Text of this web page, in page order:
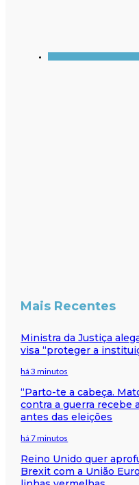
Mais Recentes
Ministra da Justiça
visa “proteger a
há 3 minutos
“Parto-te a cabeça.
contra a guerra recebe
antes das eleições
há 7 minutos
Reino Unido quer
Brexit com a União